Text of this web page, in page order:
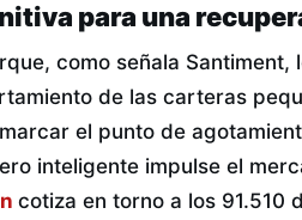
para una
como señala
de las carteras
el punto de
inteligente impulse el
cotiza en torno a los 91.510